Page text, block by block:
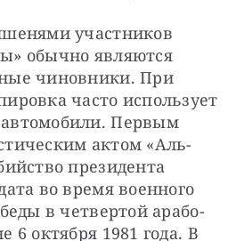
участников
обычно являются
чиновники. При
часто использует
Первым
актом «Аль-
президента
во время военного
в четвертой арабо-
6 октября 1981 года. В